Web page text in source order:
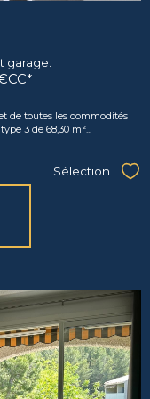
garage.
CC*
de toutes les commodités
3 de 68,30 m²...
Sélection